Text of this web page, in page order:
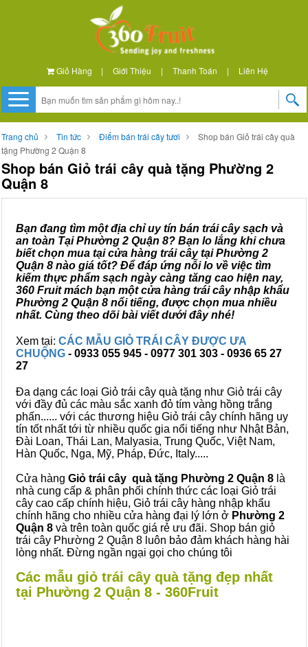
Giỏ Hàng | Giới Thiệu | Thanh Toán | Liên Hệ
Trang chủ Tin tức Điểm bán trái cây tươi
Shop bán Giỏ trái cây quà
tặng Phường 2 Quận 8
Shop bán Giỏ trái cây quà tặng Phường 2
Quận 8
Bạn đang tìm một địa chỉ uy tín bán trái cây sạch và
an toàn Tại Phường 2 Quận 8? Bạn lo lắng khi chưa
biết chọn mua tại cửa hàng trái cây tại Phường 2
Quận 8 nào giá tốt? Để đáp ứng nỗi lo về việc tìm
kiếm thực phẩm sạch ngày càng tăng cao hiện nay,
360 Fruit mách bạn một cửa hàng trái cây nhập khẩu
Phường 2 Quận 8 nổi tiếng, được chọn mua nhiều
nhất. Cùng theo dõi bài viết dưới đây nhé!
Xem tại: CÁC MẪU GIỎ TRÁI CÂY ĐƯỢC ƯA
CHUỘNG - 0933 055 945 - 0977 301 303 - 0936 65 27
27
Đa dạng các loại Giỏ trái cây quà tặng như Giỏ trái cây
với đầy đủ các màu sắc xanh đỏ tím vàng hồng trắng
phấn...... với các thương hiệu Giỏ trái cây chính hãng uy
tín tốt nhất tới từ nhiều quốc gia nổi tiếng như Nhật Bản,
Đài Loan, Thái Lan, Malyasia, Trung Quốc, Việt Nam,
Hàn Quốc, Nga, Mỹ, Pháp, Đức, Italy.....
Cửa hàng Giỏ trái cây quà tặng Phường 2 Quận 8 là
nhà cung cấp & phân phối chính thức các loại Giỏ trái
cây cao cấp chính hiệu, Giỏ trái cây hàng nhập khẩu
chính hãng cho nhiều cửa hàng đại lý lớn ở Phường 2
Quận 8 và trên toàn quốc giá rẻ ưu đãi. Shop bán giỏ
trái cây Phường 2 Quận 8 luôn bảo đảm khách hàng hài
lòng nhất. Đừng ngần ngại gọi cho chúng tôi
Các mẫu giỏ trái cây quà tặng đẹp nhất
tại Phường 2 Quận 8 - 360Fruit